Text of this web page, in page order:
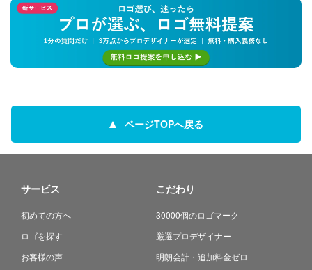
ページTOPへ戻る
サービス
初めての方へ
ロゴを探す
お客様の声
こだわり
30000個のロゴマーク
厳選プロデザイナー
明朗会計・追加料金ゼロ